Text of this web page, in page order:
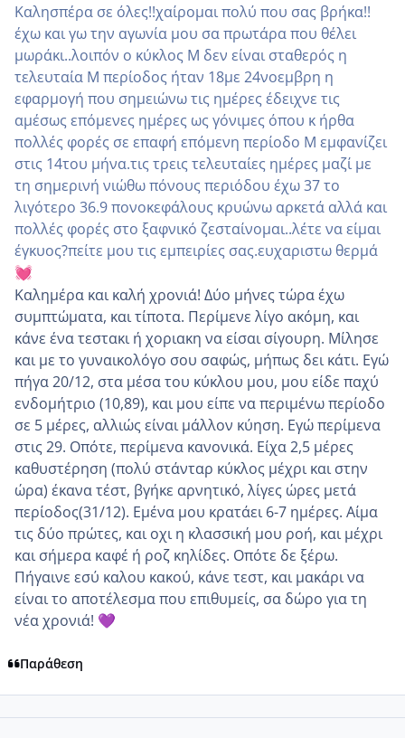
Καλησπέρα σε όλες!!χαίρομαι πολύ που σας βρήκα!!
έχω και γω την αγωνία μου σα πρωτάρα που θέλει
μωράκι..λοιπόν ο κύκλος Μ δεν είναι σταθερός η
τελευταία Μ περίοδος ήταν 18με 24νοεμβρη η
εφαρμογή που σημειώνω τις ημέρες έδειχνε τις
αμέσως επόμενες ημέρες ως γόνιμες όπου κ ήρθα
πολλές φορές σε επαφή επόμενη περίοδο Μ εμφανίζει
στις 14του μήνα.τις τρεις τελευταίες ημέρες μαζί με
τη σημερινή νιώθω πόνους περιόδου έχω 37 το
λιγότερο 36.9 πονοκεφάλους κρυώνω αρκετά αλλά και
πολλές φορές στο ξαφνικό ζεσταίνομαι..λέτε να είμαι
έγκυος?πείτε μου τις εμπειρίες σας.ευχαριστω θερμά
💓
Καλημέρα και καλή χρονιά! Δύο μήνες τώρα έχω
συμπτώματα, και τίποτα. Περίμενε λίγο ακόμη, και
κάνε ένα τεστακι ή χοριακη να είσαι σίγουρη. Μίλησε
και με το γυναικολόγο σου σαφώς, μήπως δει κάτι. Εγώ
πήγα 20/12, στα μέσα του κύκλου μου, μου είδε παχύ
ενδομήτριο (10,89), και μου είπε να περιμένω περίοδο
σε 5 μέρες, αλλιώς είναι μάλλον κύηση. Εγώ περίμενα
στις 29. Οπότε, περίμενα κανονικά. Είχα 2,5 μέρες
καθυστέρηση (πολύ στάνταρ κύκλος μέχρι και στην
ώρα) έκανα τέστ, βγήκε αρνητικό, λίγες ώρες μετά
περίοδος(31/12). Εμένα μου κρατάει 6-7 ημέρες. Αίμα
τις δύο πρώτες, και οχι η κλασσική μου ροή, και μέχρι
και σήμερα καφέ ή ροζ κηλίδες. Οπότε δε ξέρω.
Πήγαινε εσύ καλου κακού, κάνε τεστ, και μακάρι να
είναι το αποτέλεσμα που επιθυμείς, σα δώρο για τη
νέα χρονιά! 💜
Παράθεση